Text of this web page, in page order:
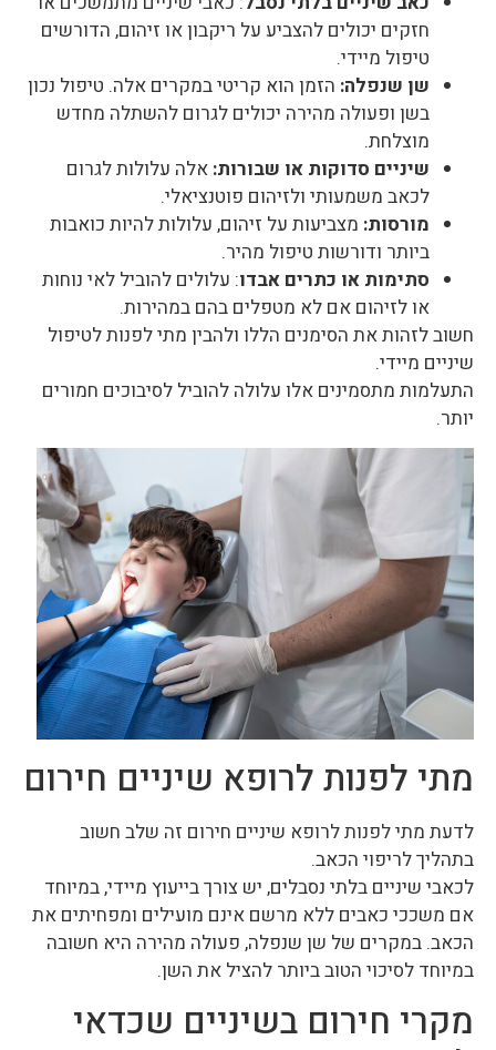
חזקים יכולים להצביע על ריקבון או זיהום, הדורשים
טיפול מיידי.
שן שנפלה: הזמן הוא קריטי במקרים אלה. טיפול נכון
בשן ופעולה מהירה יכולים לגרום להשתלה מחדש
מוצלחת.
שיניים סדוקות או שבורות: אלה עלולות לגרום
לכאב משמעותי ולזיהום פוטנציאלי.
מורסות: מצביעות על זיהום, עלולות להיות כואבות
ביותר ודורשות טיפול מהיר.
סתימות או כתרים אבדו: עלולים להוביל לאי נוחות
או לזיהום אם לא מטפלים בהם במהירות.
חשוב לזהות את הסימנים הללו ולהבין מתי לפנות לטיפול
שיניים מיידי.
התעלמות מתסמינים אלו עלולה להוביל לסיבוכים חמורים
יותר.
מתי לפנות לרופא שיניים חירום
לדעת מתי לפנות לרופא שיניים חירום זה שלב חשוב
בתהליך לריפוי הכאב.
לכאבי שיניים בלתי נסבלים, יש צורך בייעוץ מיידי, במיוחד
אם משככי כאבים ללא מרשם אינם מועילים ומפחיתים את
הכאב. במקרים של שן שנפלה, פעולה מהירה היא חשובה
במיוחד לסיכוי הטוב ביותר להציל את השן.
מקרי חירום בשיניים שכדאי